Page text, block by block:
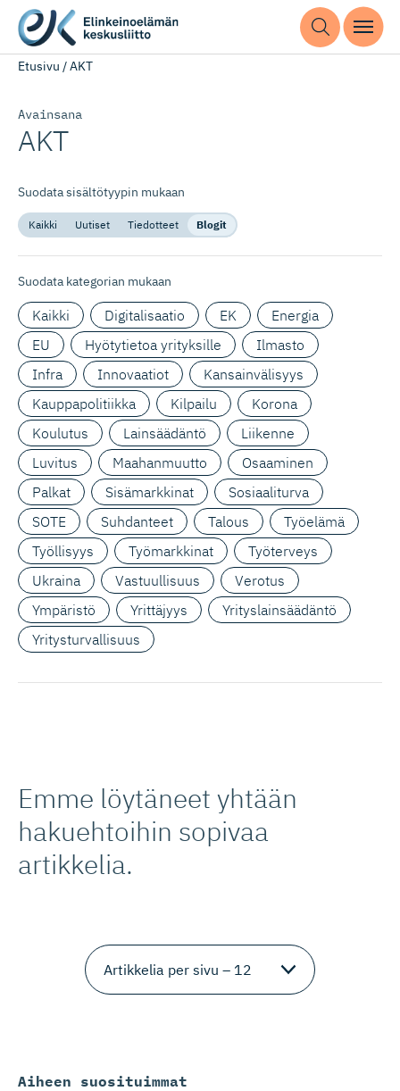
Etusivu /AKT
Avainsana
AKT
Suodata sisältötyypin mukaan
Kaikki Uutiset Tiedotteet Blogit
Suodata kategorian mukaan
Kaikki Digitalisaatio EK
Energia
EU
Hyötytietoa yrityksille
Ilmasto
Infra
Innovaatiot
Kansainvälisyys
Kauppapolitiikka
Kilpailu
Korona
Koulutus
Lainsäädäntö
Liikenne
Luvitus
Maahanmuutto
Osaaminen
Palkat
Sisämarkkinat
Sosiaaliturva
SOTE
Suhdanteet Talous
Työelämä
Työllisyys
Työmarkkinat
Työterveys
Ukraina
Vastuullisuus
Verotus
Ympäristö
Yrittäjyys
Yrityslainsäädäntö
Yritysturvallisuus
Emme löytäneet yhtään
hakuehtoihin sopivaa
artikkelia.
Aiheen suosituimmat